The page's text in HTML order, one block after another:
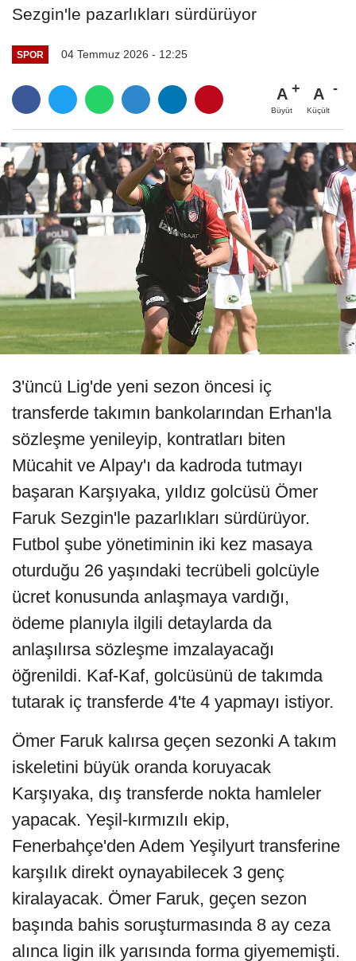
Sezgin'le pazarlıkları sürdürüyor
SPOR 04 Temmuz 2026 - 12:25
A
Büyüt
A
Küçült
3'üncü Lig'de yeni sezon öncesi iç
transferde takımın bankolarından Erhan'la
sözleşme yenileyip, kontratları biten
Mücahit ve Alpay'ı da kadroda tutmayı
başaran Karşıyaka, yıldız golcüsü Ömer
Faruk Sezgin'le pazarlıkları sürdürüyor.
Futbol şube yönetiminin iki kez masaya
oturduğu 26 yaşındaki tecrübeli golcüyle
ücret konusunda anlaşmaya vardığı,
ödeme planıyla ilgili detaylarda da
anlaşılırsa sözleşme imzalayacağı
öğrenildi. Kaf-Kaf, golcüsünü de takımda
tutarak iç transferde 4'te 4 yapmayı istiyor.
Ömer Faruk kalırsa geçen sezonki A takım
iskeletini büyük oranda koruyacak
Karşıyaka, dış transferde nokta hamleler
yapacak. Yeşil-kırmızılı ekip,
Fenerbahçe'den Adem Yeşilyurt transferine
karşılık direkt oynayabilecek 3 genç
kiralayacak. Ömer Faruk, geçen sezon
başında bahis soruşturmasında 8 ay ceza
alınca ligin ilk yarısında forma giyememişti.